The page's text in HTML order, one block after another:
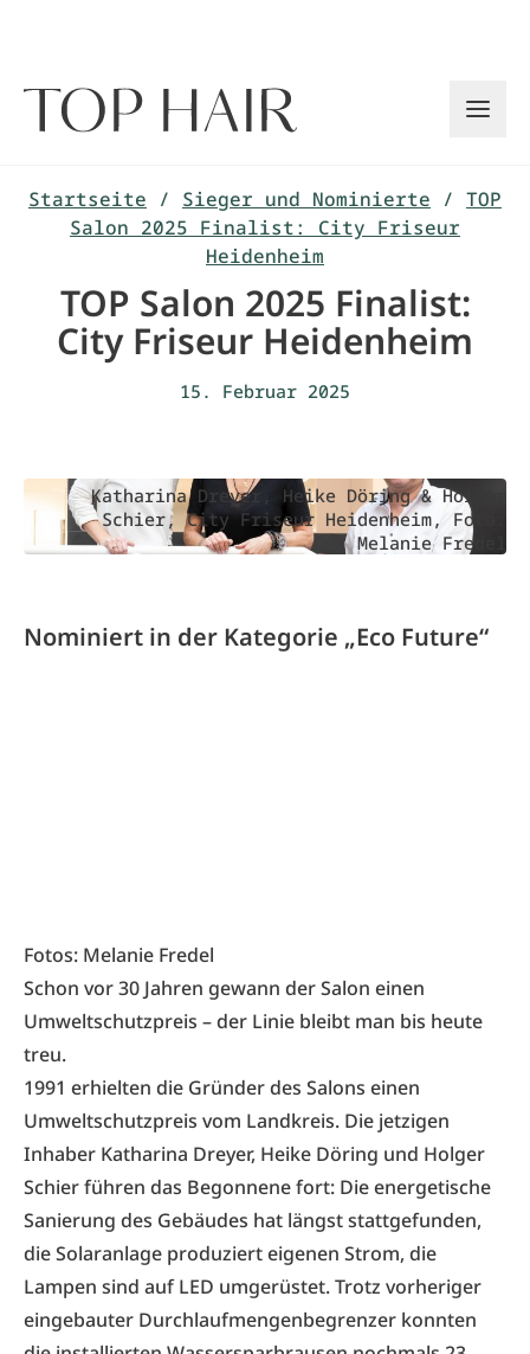
Startseite / Sieger und Nominierte / TOP
Salon 2025 Finalist: City Friseur
Heidenheim
TOP Salon 2025 Finalist:
City Friseur Heidenheim
15. Februar 2025
Katharina Dreyer, Heike Döring & Holger
Schier, City Friseur Heidenheim, Foto:
Melanie Fredel
Nominiert in der Kategorie „Eco Future“
Fotos: Melanie Fredel
Schon vor 30 Jahren gewann der Salon einen
Umweltschutzpreis – der Linie bleibt man bis heute
treu.
1991 erhielten die Gründer des Salons einen
Umweltschutzpreis vom Landkreis. Die jetzigen
Inhaber Katharina Dreyer, Heike Döring und Holger
Schier führen das Begonnene fort: Die energetische
Sanierung des Gebäudes hat längst stattgefunden,
die Solaranlage produziert eigenen Strom, die
Lampen sind auf LED umgerüstet. Trotz vorheriger
eingebauter Durchlaufmengenbegrenzer konnten